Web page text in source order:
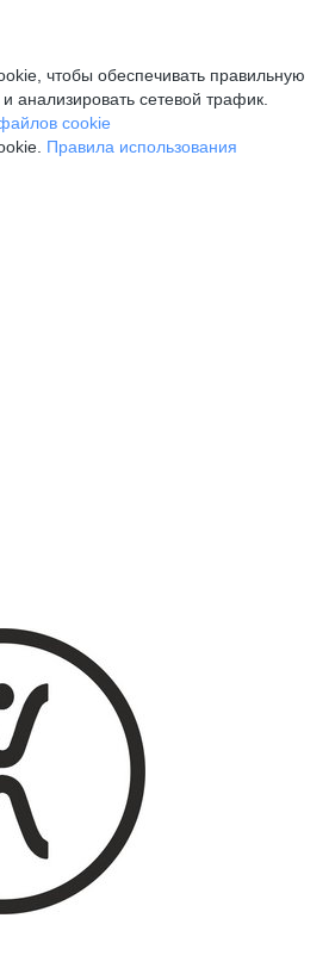
чтобы обеспечивать правильную
анализировать сетевой трафик.
cookie
Правила использования